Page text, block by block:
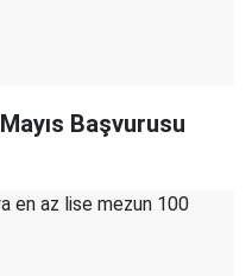
Başvurusu